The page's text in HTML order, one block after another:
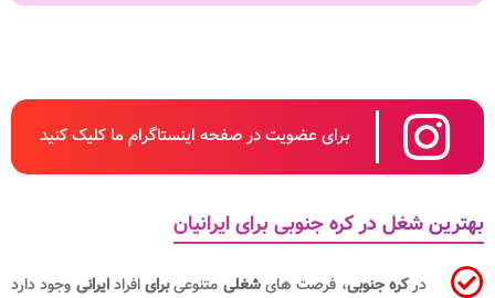
برای عضویت در صفحه اینستاگرام ما کلیک کنید
شغل در کره جنوبی برای ایرانیان
درکره جنوبی، فرصت هایشغلیمتنوعیبرایافرادایرانیوجود دارد